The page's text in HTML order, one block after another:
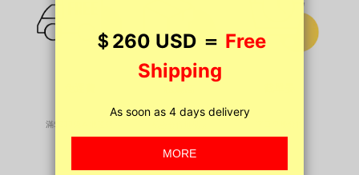
滿$200免本地運費